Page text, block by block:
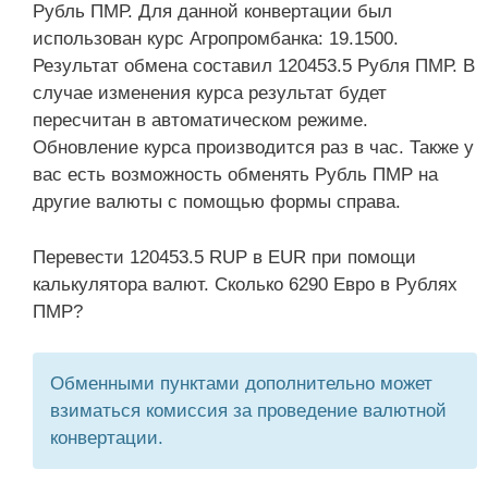
Рубль ПМР. Для данной конвертации был
использован курс Агропромбанка: 19.1500.
Результат обмена составил 120453.5 Рубля ПМР. В
случае изменения курса результат будет
пересчитан в автоматическом режиме.
Обновление курса производится раз в час. Также у
вас есть возможность обменять Рубль ПМР на
другие валюты с помощью формы справа.
Перевести 120453.5 RUP в EUR при помощи
калькулятора валют. Сколько 6290 Евро в Рублях
ПМР?
Обменными пунктами дополнительно может
взиматься комиссия за проведение валютной
конвертации.